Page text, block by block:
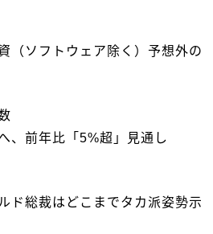
（ソフトウェア除く）予想外の
、前年比「5%超」見通し
ド総裁はどこまでタカ派姿勢示